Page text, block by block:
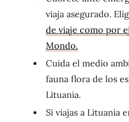
viaja asegurado.
de viaje como por
Mondo.
Cuida el medio
fauna flora de los
Lituania.
Si viajas a Lituania